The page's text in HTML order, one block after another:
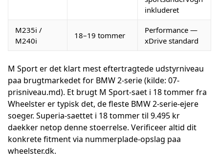
inkluderet
M235i /
M240i
18–19 tommer
Performance —
xDrive standard
M Sport er det klart mest eftertragtede udstyrniveau
paa brugtmarkedet for BMW 2-serie (kilde: 07-
prisniveau.md). Et brugt M Sport-saet i 18 tommer fra
Wheelster er typisk det, de fleste BMW 2-serie-ejere
soeger. Superia-saettet i 18 tommer til 9.495 kr
daekker netop denne stoerrelse. Verificeer altid dit
konkrete fitment via nummerplade-opslag paa
wheelster.dk.